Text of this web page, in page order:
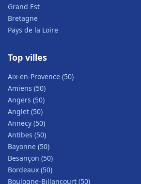
Grand Est
Bretagne
Pays de la Loire
Top villes
Aix-en-Provence (50)
Amiens (50)
Angers (50)
Anglet (50)
Annecy (50)
Antibes (50)
Bayonne (50)
Besançon (50)
Bordeaux (50)
Boulogne-Billancourt (50)